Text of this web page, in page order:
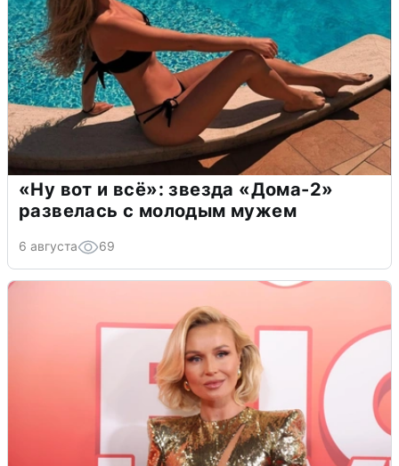
«Ну вот и всё»: звезда «Дома-2»
развелась с молодым мужем
6 августа 69